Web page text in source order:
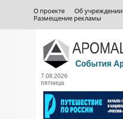
О проекте Об учреждении
Размещение рекламы
7.08.2026
пятница